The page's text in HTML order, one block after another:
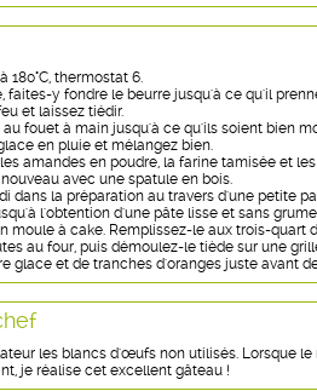
180°C, thermostat 6.
faites-y fondre le beurre jusqu'à ce qu'il
et laissez tiédir.
fouet à main jusqu'à ce qu'ils soient bien
en pluie et mélangez bien.
amandes en poudre, la farine tamisée et
avec une spatule en bois.
dans la préparation au travers d'une petite
l'obtention d'une pâte lisse et sans
moule à cake. Remplissez-le aux trois-quart
au four, puis démoulez-le tiède sur une
glace et de tranches d'oranges juste avant
les blancs d'œufs non utilisés. Lorsque le
je réalise cet excellent gâteau !